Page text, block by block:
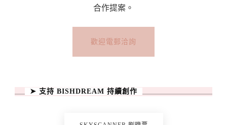
合作提案。
歡迎電郵洽詢
➤ 支持 BISHDREAM 持續創作